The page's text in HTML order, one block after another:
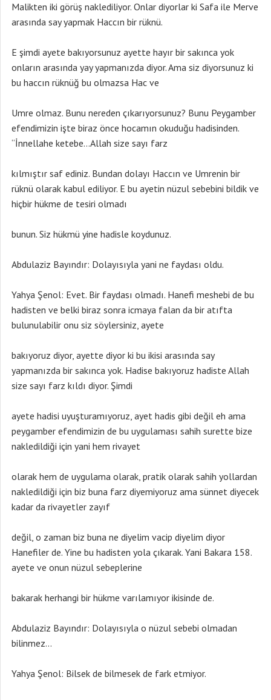
Malikten iki görüş naklediliyor. Onlar diyorlar ki Safa ile Merve
arasında say yapmak Haccın bir rüknü.
E şimdi ayete bakıyorsunuz ayette hayır bir sakınca yok
onların arasında yay yapmanızda diyor. Ama siz diyorsunuz ki
bu haccın rüknüğ bu olmazsa Hac ve
Umre olmaz. Bunu nereden çıkarıyorsunuz? Bunu Peygamber
efendimizin işte biraz önce hocamın okuduğu hadisinden.
“İnnellahe ketebe…Allah size sayı farz
kılmıştır saf ediniz. Bundan dolayı Haccın ve Umrenin bir
rüknü olarak kabul ediliyor. E bu ayetin nüzul sebebini bildik ve
hiçbir hükme de tesiri olmadı
bunun. Siz hükmü yine hadisle koydunuz.
Abdulaziz Bayındır: Dolayısıyla yani ne faydası oldu.
Yahya Şenol: Evet. Bir faydası olmadı. Hanefi meshebi de bu
hadisten ve belki biraz sonra icmaya falan da bir atıfta
bulunulabilir onu siz söylersiniz, ayete
bakıyoruz diyor, ayette diyor ki bu ikisi arasında say
yapmanızda bir sakınca yok. Hadise bakıyoruz hadiste Allah
size sayı farz kıldı diyor. Şimdi
ayete hadisi uyuşturamıyoruz, ayet hadis gibi değil eh ama
peygamber efendimizin de bu uygulaması sahih surette bize
nakledildiği için yani hem rivayet
olarak hem de uygulama olarak, pratik olarak sahih yollardan
nakledildiği için biz buna farz diyemiyoruz ama sünnet diyecek
kadar da rivayetler zayıf
değil, o zaman biz buna ne diyelim vacip diyelim diyor
Hanefiler de. Yine bu hadisten yola çıkarak. Yani Bakara 158.
ayete ve onun nüzul sebeplerine
bakarak herhangi bir hükme varılamıyor ikisinde de.
Abdulaziz Bayındır: Dolayısıyla o nüzul sebebi olmadan
bilinmez…
Yahya Şenol: Bilsek de bilmesek de fark etmiyor.